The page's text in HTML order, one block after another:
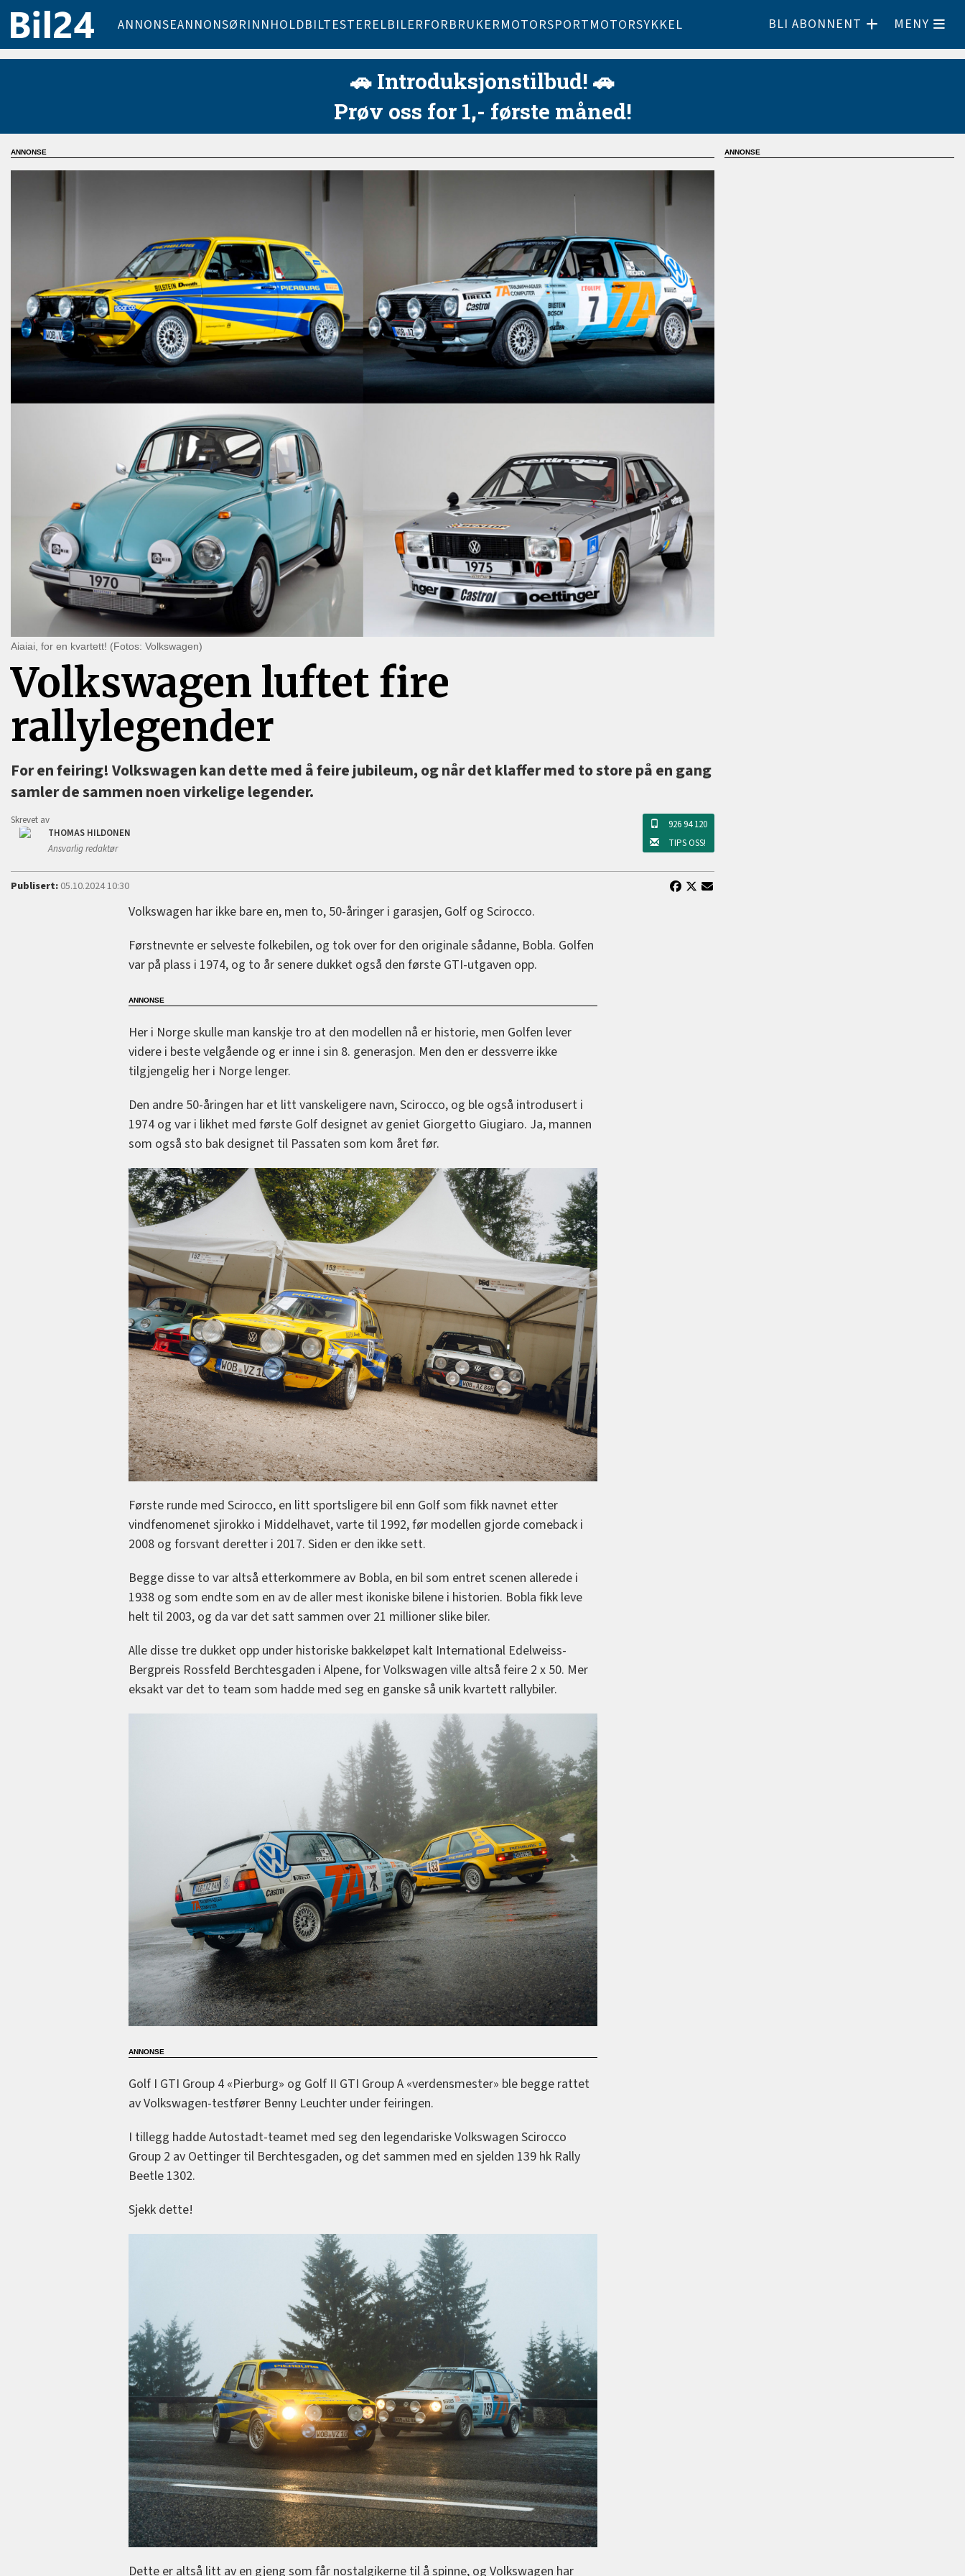
ANNONSEANNONSØRINNHOLDBILTESTERELBILERFORBRUKERMOTORSPORTMOTORSYKKEL BLI ABONNENT MENY
🚗 Introduksjonstilbud! 🚗
Prøv oss for 1,- første måned!
Aiaiai, for en kvartett! (Fotos: Volkswagen)
Volkswagen luftet fire
rallylegender
For en feiring! Volkswagen kan dette med å feire jubileum, og når det klaffer med to store på en gang
samler de sammen noen virkelige legender.
Skrevet av
THOMAS HILDONEN
Ansvarlig redaktør
926 94 120
TIPS OSS!
Publisert:05.10.2024 10:30
Volkswagen har ikke bare en, men to, 50-åringer i garasjen, Golf og Scirocco.
Førstnevnte er selveste folkebilen, og tok over for den originale sådanne, Bobla. Golfen
var på plass i 1974, og to år senere dukket også den første GTI-utgaven opp.
Her i Norge skulle man kanskje tro at den modellen nå er historie, men Golfen lever
videre i beste velgående og er inne i sin 8. generasjon. Men den er dessverre ikke
tilgjengelig her i Norge lenger.
Den andre 50-åringen har et litt vanskeligere navn, Scirocco, og ble også introdusert i
1974 og var i likhet med første Golf designet av geniet Giorgetto Giugiaro. Ja, mannen
som også sto bak designet til Passaten som kom året før.
Første runde med Scirocco, en litt sportsligere bil enn Golf som fikk navnet etter
vindfenomenet sjirokko i Middelhavet, varte til 1992, før modellen gjorde comeback i
2008 og forsvant deretter i 2017. Siden er den ikke sett.
Begge disse to var altså etterkommere av Bobla, en bil som entret scenen allerede i
1938 og som endte som en av de aller mest ikoniske bilene i historien. Bobla fikk leve
helt til 2003, og da var det satt sammen over 21 millioner slike biler.
Alle disse tre dukket opp under historiske bakkeløpet kalt International Edelweiss-
Bergpreis Rossfeld Berchtesgaden i Alpene, for Volkswagen ville altså feire 2 x 50. Mer
eksakt var det to team som hadde med seg en ganske så unik kvartett rallybiler.
Golf I GTI Group 4 «Pierburg» og Golf II GTI Group A «verdensmester» ble begge rattet
av Volkswagen-testfører Benny Leuchter under feiringen.
I tillegg hadde Autostadt-teamet med seg den legendariske Volkswagen Scirocco
Group 2 av Oettinger til Berchtesgaden, og det sammen med en sjelden 139 hk Rally
Beetle 1302.
Sjekk dette!
Dette er altså litt av en gjeng som får nostalgikerne til å spinne, og Volkswagen har